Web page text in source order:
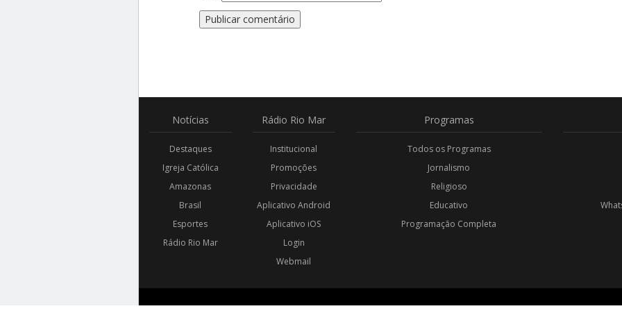
Notícias
Destaques
Igreja Católica
Amazonas
Brasil
Esportes
Rádio Rio Mar
Rádio Rio Mar
Institucional
Promoções
Privacidade
Aplicativo Android
Aplicativo iOS
Login
Webmail
Programas
Todos os Programas
Jornalismo
Religioso
Educativo
Programação Completa